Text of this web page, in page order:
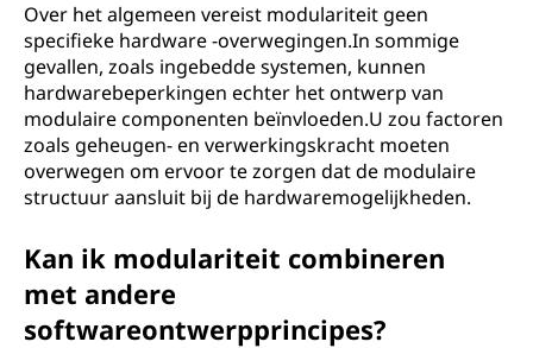
Over het algemeen vereist modulariteit geen
specifieke hardware -overwegingen.In sommige
gevallen, zoals ingebedde systemen, kunnen
hardwarebeperkingen echter het ontwerp van
modulaire componenten beïnvloeden.U zou factoren
zoals geheugen- en verwerkingskracht moeten
overwegen om ervoor te zorgen dat de modulaire
structuur aansluit bij de hardwaremogelijkheden.
Kan ik modulariteit combineren
met andere
softwareontwerpprincipes?